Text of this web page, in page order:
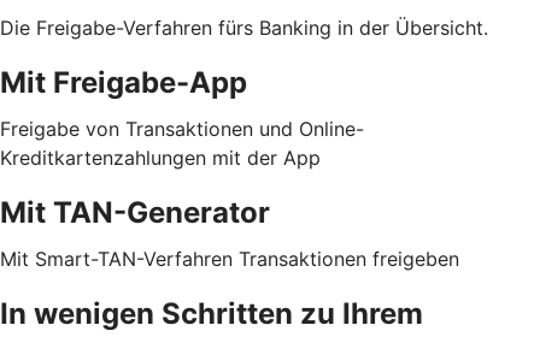
Die Freigabe-Verfahren fürs Banking in der Übersicht.
Mit Freigabe-App
Freigabe von Transaktionen und Online-
Kreditkartenzahlungen mit der App
Mit TAN-Generator
Mit Smart-TAN-Verfahren Transaktionen freigeben
In wenigen Schritten zu Ihrem